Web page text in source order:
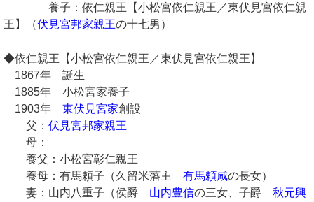
養子：依仁親王【小松宮依仁親王／東伏見宮依仁親
王】（伏見宮邦家親王の十七男）
◆依仁親王【小松宮依仁親王／東伏見宮依仁親王】
1867年 誕生
1885年 小松宮家養子
1903年 東伏見宮家創設
父： 伏見宮邦家親王
母：
養父：小松宮彰仁親王
養母：有馬頼子（久留米藩主 有馬頼咸の長女）
妻：山内八重子（侯爵 山内豊信の三女、子爵 秋元興